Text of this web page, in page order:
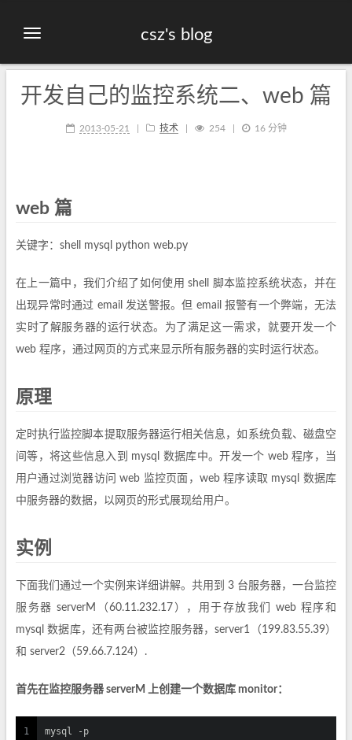
csz's blog
开发自己的监控系统二、web 篇
2013-05-21 技术 254 16 分钟
web 篇
关键字：shell mysql python web.py
在上一篇中，我们介绍了如何使用 shell 脚本监控系统状态，并在
出现异常时通过 email 发送警报。但 email 报警有一个弊端，无法
实时了解服务器的运行状态。为了满足这一需求，就要开发一个
web 程序，通过网页的方式来显示所有服务器的实时运行状态。
原理
定时执行监控脚本提取服务器运行相关信息，如系统负载、磁盘空
间等，将这些信息入到 mysql 数据库中。开发一个 web 程序，当
用户通过浏览器访问 web 监控页面，web 程序读取 mysql 数据库
中服务器的数据，以网页的形式展现给用户。
实例
下面我们通过一个实例来详细讲解。共用到 3 台服务器，一台监控
服务器 serverM（60.11.232.17），用于存放我们 web 程序和
mysql 数据库，还有两台被监控服务器，server1（199.83.55.39）
和 server2（59.66.7.124）.
首先在监控服务器 serverM 上创建一个数据库 monitor：
1
mysql -p